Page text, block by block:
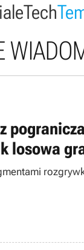
Tech
losowa